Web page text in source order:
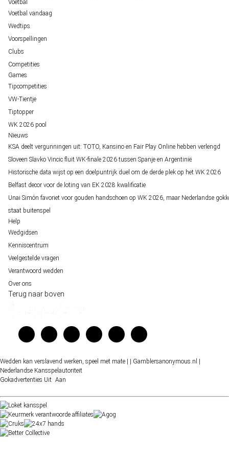
Voetbal
Voetbal vandaag
Wedtips
Voorspellingen
Clubs
Competities
Games
Tipcompetities
VW-Tientje
Tiptopper
WK 2026 pool
Nieuws
KSA deelt vergunningen uit: TOTO, Kansino en Fair Play Online hebben verlengd
Sloveen Slavko Vincic fluit WK-finale 2026 tussen Spanje en Argentinië
Historische data wijst op een doelpuntrijk duel om de derde plek op het WK 2026
Belfast decor voor de loting van EK 2028 kwalificatie
Unai Simón favoriet voor gouden handschoen op WK 2026, maar Nederlandse
staat buitenspel
Help
Wedgidsen
Kenniscentrum
Veelgestelde vragen
Verantwoord wedden
Over ons
Terug naar boven
Wedden kan verslavend werken, speel met mate | | Gamblersanonymous.nl |
Nederlandse Kansspelautoriteit
Gokadvertenties Uit Aan